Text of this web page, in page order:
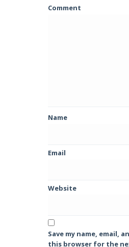
Comment
Name
Email
Website
Save my name, email,
this browser for the